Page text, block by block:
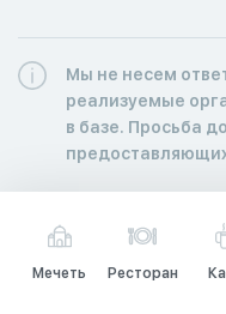
Мы не несем
реализуемые
в базе. Просьба
Мечеть Ресторан